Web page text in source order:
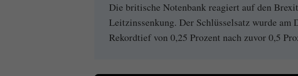
Die britische Notenbank reagiert auf den
Leitzinssenkung. Der Schlüsselsatz wurde am
Rekordtief von 0,25 Prozent nach zuvor 0,5